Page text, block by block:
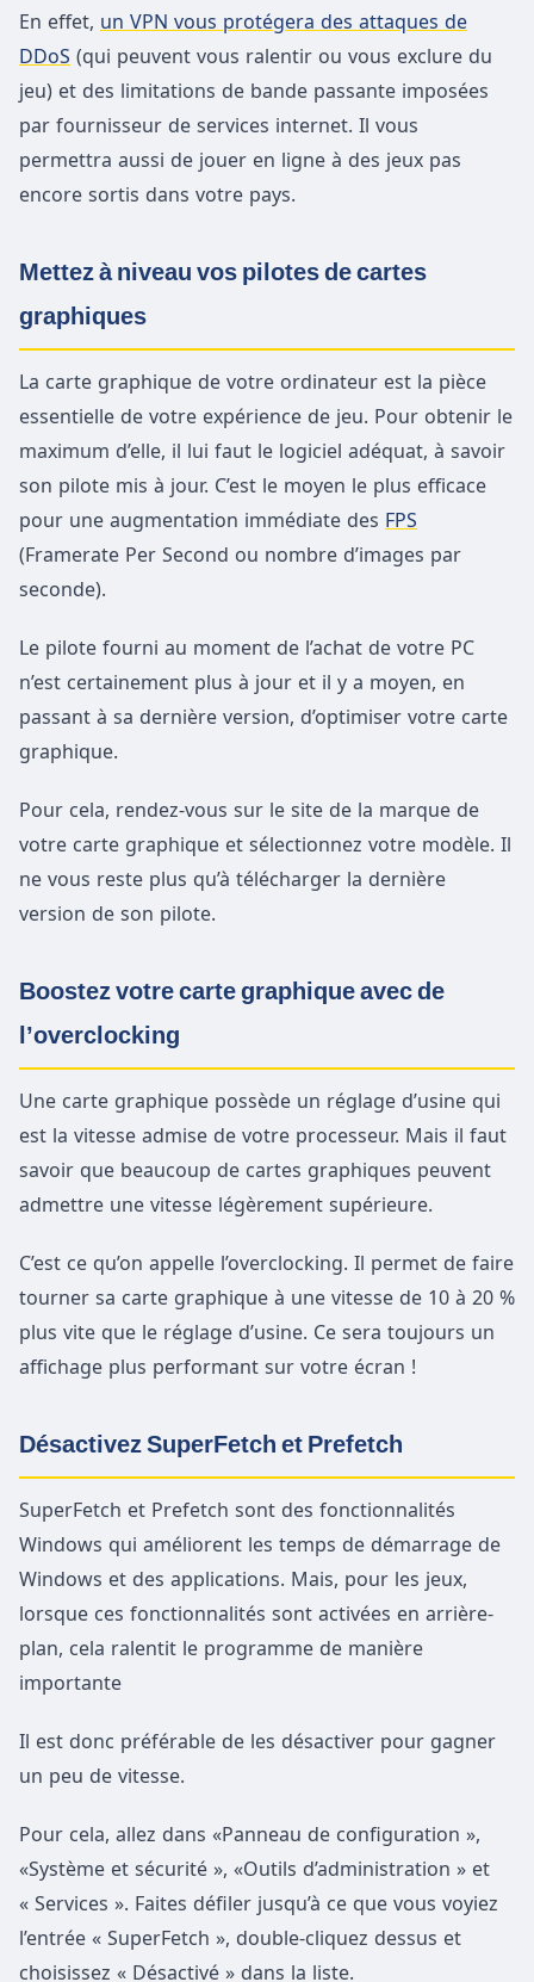
En effet, un VPN vous protégera des attaques de
DDoS (qui peuvent vous ralentir ou vous exclure du
jeu) et des limitations de bande passante imposées
par fournisseur de services internet. Il vous
permettra aussi de jouer en ligne à des jeux pas
encore sortis dans votre pays.
Mettez à niveau vos pilotes de cartes
graphiques
La carte graphique de votre ordinateur est la pièce
essentielle de votre expérience de jeu. Pour obtenir le
maximum d’elle, il lui faut le logiciel adéquat, à savoir
son pilote mis à jour. C’est le moyen le plus efficace
pour une augmentation immédiate des FPS
(Framerate Per Second ou nombre d’images par
seconde).
Le pilote fourni au moment de l’achat de votre PC
n’est certainement plus à jour et il y a moyen, en
passant à sa dernière version, d’optimiser votre carte
graphique.
Pour cela, rendez-vous sur le site de la marque de
votre carte graphique et sélectionnez votre modèle. Il
ne vous reste plus qu’à télécharger la dernière
version de son pilote.
Boostez votre carte graphique avec de
l’overclocking
Une carte graphique possède un réglage d’usine qui
est la vitesse admise de votre processeur. Mais il faut
savoir que beaucoup de cartes graphiques peuvent
admettre une vitesse légèrement supérieure.
C’est ce qu’on appelle l’overclocking. Il permet de faire
tourner sa carte graphique à une vitesse de 10 à 20 %
plus vite que le réglage d’usine. Ce sera toujours un
affichage plus performant sur votre écran !
Désactivez SuperFetch et Prefetch
SuperFetch et Prefetch sont des fonctionnalités
Windows qui améliorent les temps de démarrage de
Windows et des applications. Mais, pour les jeux,
lorsque ces fonctionnalités sont activées en arrière-
plan, cela ralentit le programme de manière
importante
Il est donc préférable de les désactiver pour gagner
un peu de vitesse.
Pour cela, allez dans «Panneau de configuration »,
«Système et sécurité », «Outils d’administration » et
« Services ». Faites défiler jusqu’à ce que vous voyiez
l’entrée « SuperFetch », double-cliquez dessus et
choisissez « Désactivé » dans la liste.